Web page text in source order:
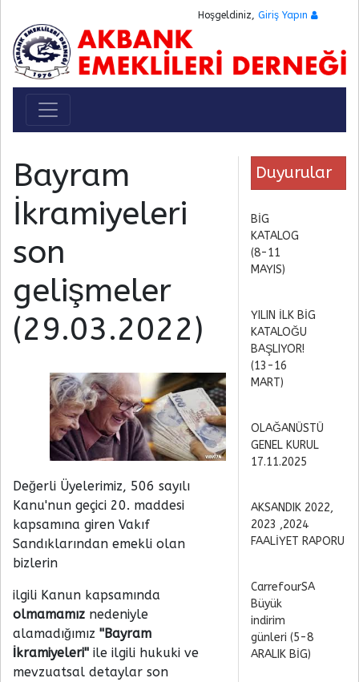
Hoşgeldiniz, Giriş Yapın
Toggle navigation
Bayram
İkramiyeleri
son
gelişmeler
(29.03.2022)
Değerli Üyelerimiz, 506 sayılı
Kanu'nun geçici 20. maddesi
kapsamına giren Vakıf
Sandıklarından emekli olan
bizlerin
ilgili Kanun kapsamında
olmamamız nedeniyle
alamadığımız ''Bayram
İkramiyeleri'' ile ilgili hukuki ve
mevzuatsal detaylar son
Duyurular
BİG
KATALOG
(8-11
MAYIS)
YILIN İLK BİG
KATALOĞU
BAŞLIYOR!
(13-16
MART)
OLAĞANÜSTÜ
GENEL KURUL
17.11.2025
AKSANDIK 2022,
2023 ,2024
FAALİYET RAPORU
CarrefourSA
Büyük
indirim
günleri (5-8
ARALIK BİG)